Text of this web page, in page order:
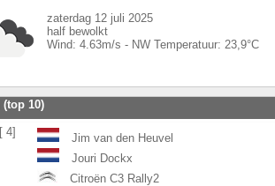
zaterdag 12 juli 2025
half bewolkt
Wind: 4.63m/s - NW Temperatuur: 23,9°C
10)
[ 4] Jim van den Heuvel
Jouri Dockx
Citroën C3 Rally2